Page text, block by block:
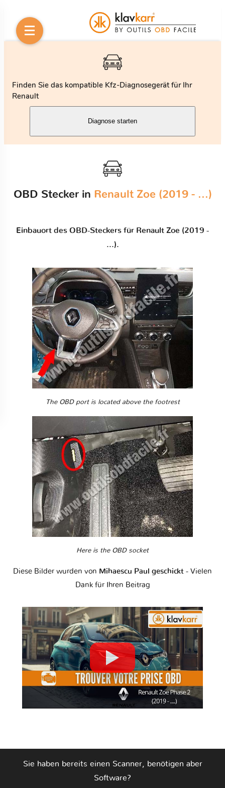
Finden Sie das kompatible Kfz-Diagnosegerät für Ihr
Renault
Diagnose starten
OBD Stecker in Renault Zoe (2019 - ...)
Einbauort des OBD-Steckers für Renault Zoe (2019 -
...).
The OBD port is located above the footrest
Here is the OBD socket
Diese Bilder wurden von Mihaescu Paul geschickt - Vielen
Dank für Ihren Beitrag
Sie haben bereits einen Scanner, benötigen aber
Software?